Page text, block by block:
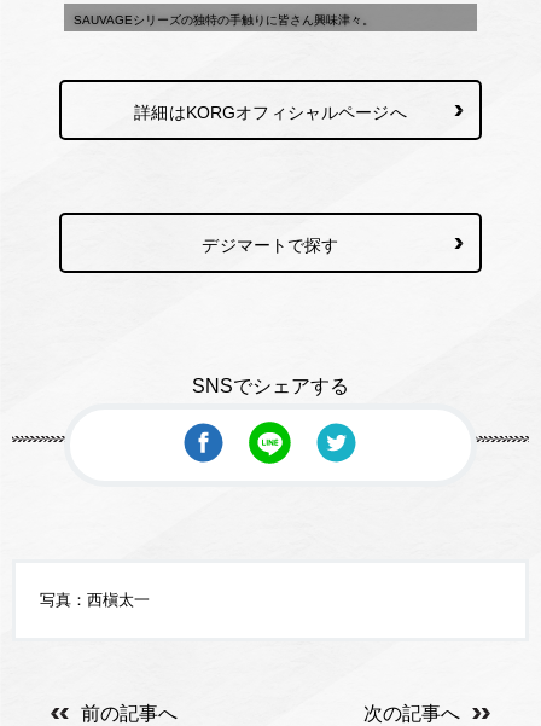
SAUVAGEシリーズの独特の手触りに皆さん興味津々。
詳細はKORGオフィシャルページへ
デジマートで探す
SNSでシェアする
写真：西槇太一
前の記事へ 次の記事へ